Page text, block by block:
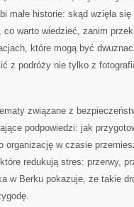
małe historie: skąd wzięła
warto wiedzieć, zanim
które mogą być
z podróży nie tylko z
związane z
podpowiedzi: jak
organizację w czasie
redukują stres: przerwy,
w Berku pokazuje, że takie